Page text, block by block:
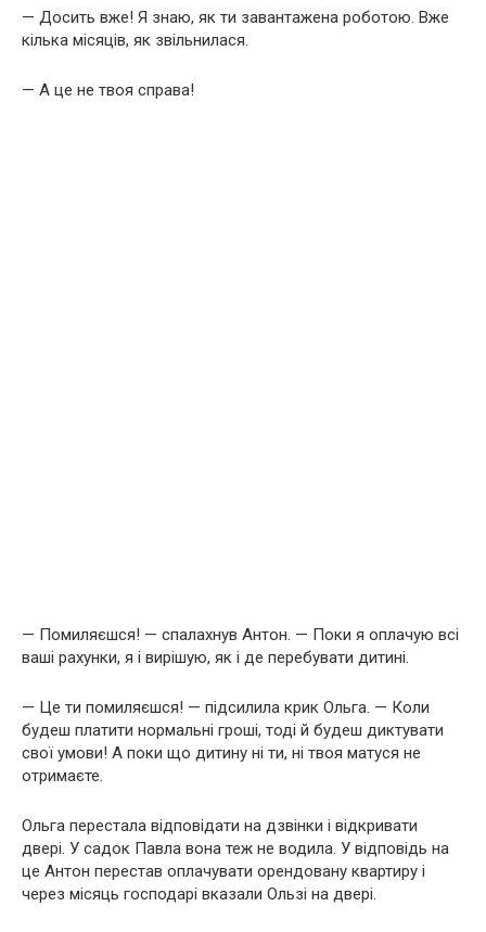
— Досить вже! Я знаю, як ти завантажена роботою. Вже
кілька місяців, як звільнилася.
— А це не твоя справа!
— Помиляєшся! — спалахнув Антон. — Поки я оплачую всі
ваші рахунки, я і вирішую, як і де перебувати дитині.
— Це ти помиляєшся! — підсилила крик Ольга. — Коли
будеш платити нормальні гроші, тоді й будеш диктувати
свої умови! А поки що дитину ні ти, ні твоя матуся не
отримаєте.
Ольга перестала відповідати на дзвінки і відкривати
двері. У садок Павла вона теж не водила. У відповідь на
це Антон перестав оплачувати орендовану квартиру і
через місяць господарі вказали Ользі на двері.